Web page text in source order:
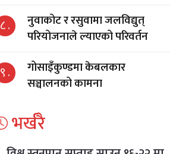
८ .
नुवाकोट र रसुवामा जलविद्युत्
परियोजनाले ल्याएको परिवर्तन
९ .
गोसाइँकुण्डमा केबलकार
सञ्चालनको कामना
भर्खरै